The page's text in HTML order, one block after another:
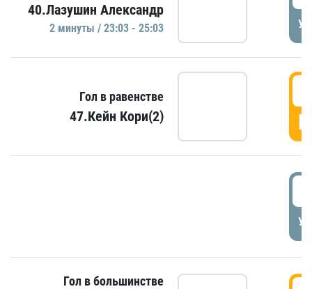
40.Лазушин Александр
2 минуты / 23:03 - 25:03
Гол в равенстве
47.Кейн Кори(2)
Гол в большинстве